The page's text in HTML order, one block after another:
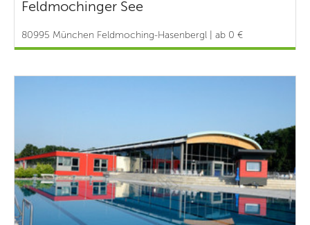
Feldmochinger See
80995 München Feldmoching-Hasenbergl | ab 0 €